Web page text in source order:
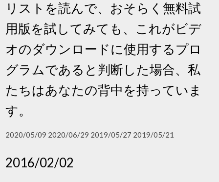
リストを読んで、おそらく無料試
用版を試してみても、これがビデ
オのダウンロードに使用するプロ
グラムであると判断した場合、私
たちはあなたの背中を持っていま
す。
2020/05/09 2020/06/29 2019/05/27 2019/05/21
2016/02/02